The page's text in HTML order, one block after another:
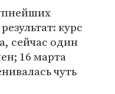
курс
сейчас один
16 марта
чуть